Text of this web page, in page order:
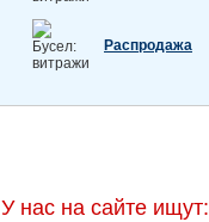
Распродажа
У нас на сайте ищут: